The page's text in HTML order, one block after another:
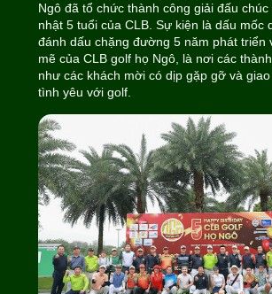
Ngô đã tổ chức thành công giải đấu
nhật 5 tuổi của CLB. Sự kiện là dấu mốc
đánh dấu chặng đường 5 năm phát triển
mẽ của CLB golf họ Ngô, là nơi các
như các khách mời có dịp gặp gỡ và
tình yêu với golf.